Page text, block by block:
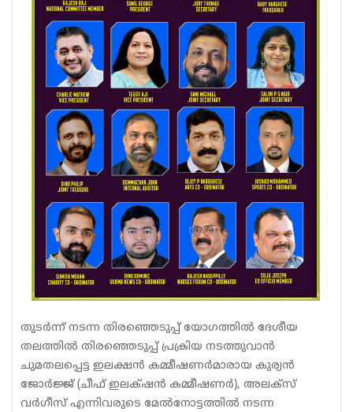
തുടർന്ന് നടന്ന തിരഞ്ഞെടുപ്പ് യോഗത്തിൽ ദേശീയ
തലത്തിൽ തിരഞ്ഞെടുപ്പ് പ്രക്രിയ നടത്തുവാൻ
ചുമതലപ്പെട്ട ഇലക്ഷൻ കമ്മീഷണർമാരായ കുര്യൻ
ജോർജ്ജ് (ചീഫ് ഇലക്‌ഷൻ കമ്മീഷണർ), അലക്‌സ്
വർഗീസ് എന്നിവരുടെ മേൽനോട്ടത്തിൽ നടന്ന